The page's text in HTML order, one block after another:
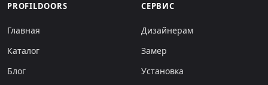
PROFILDOORS
Главная
Каталог
Блог
СЕРВИС
Дизайнерам
Замер
Установка